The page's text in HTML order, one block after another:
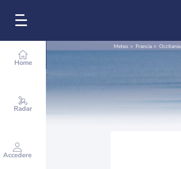
Home
Radar
Accedere
Meteo Francia Occitania